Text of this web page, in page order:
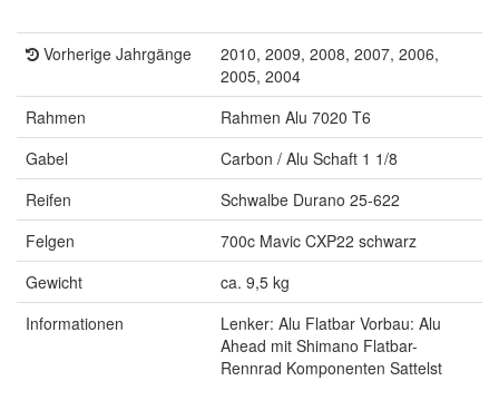
Vorherige Jahrgänge
2010, 2009, 2008, 2007, 2006,
2005, 2004
Rahmen
Rahmen Alu 7020 T6
Gabel
Carbon / Alu Schaft 1 1/8
Reifen
Schwalbe Durano 25-622
Felgen
700c Mavic CXP22 schwarz
Gewicht
ca. 9,5 kg
Informationen
Lenker: Alu Flatbar Vorbau: Alu
Ahead mit Shimano Flatbar-
Rennrad Komponenten Sattelst